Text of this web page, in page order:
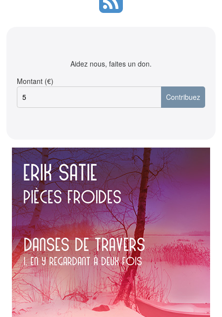
Aidez nous, faites un don.
Montant (€)